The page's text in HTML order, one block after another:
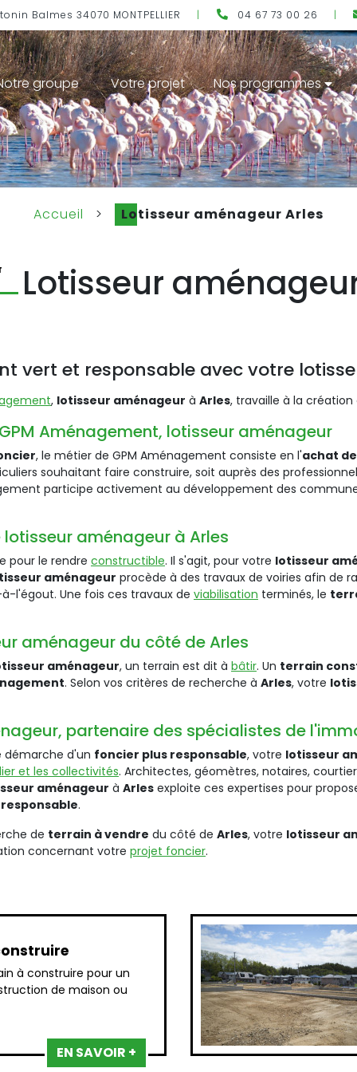
Balmes 34070 MONTPELLIER | 04 67 73 00 26 |
groupe Votre projet Nos programmes
Accueil > Lotisseur aménageur Arles
Lotisseur
vert et responsable avec votre
, lotisseur aménageur à Arles, travaille à la
Aménagement, lotisseur aménageur
, le métier de GPM Aménagement consiste en l'achat
souhaitant faire construire, soit auprès des
participe activement au développement des
aménageur à Arles
pour le rendre constructible. Il s'agit, pour votre lotisseur
aménageur procède à des travaux de voiries afin de
l'égout. Une fois ces travaux de viabilisation terminés, le
aménageur du côté de Arles
aménageur, un terrain est dit à bâtir. Un terrain
. Selon vos critères de recherche à Arles, votre
partenaire des spécialistes de
démarche d'un foncier plus responsable, votre lotisseur
et les collectivités. Architectes, géomètres, notaires,
aménageur à Arles exploite ces expertises pour
.
de terrain à vendre du côté de Arles, votre lotisseur
concernant votre projet foncier.
à construire pour un
de maison ou
EN SAVOIR +